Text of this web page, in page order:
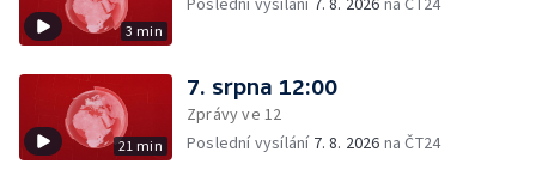
3 min
21 min
7. srpna 12:00
Zprávy ve 12
Poslední vysílání 7. 8. 2026 na ČT24